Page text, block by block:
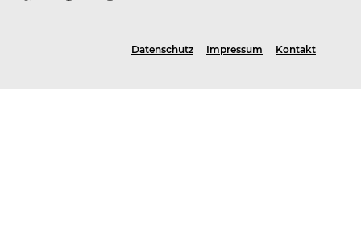
Datenschutz Impressum Kontakt